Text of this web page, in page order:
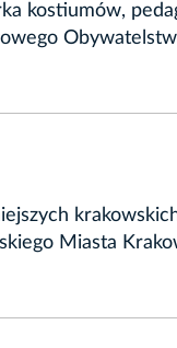
kostiumów,
Miasta